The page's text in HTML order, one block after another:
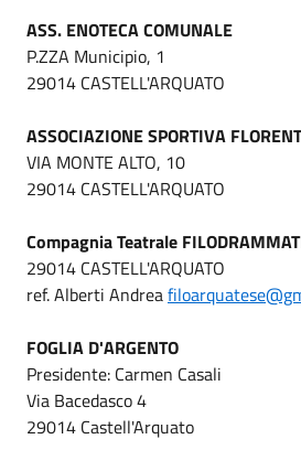
ASS. ENOTECA COMUNALE
P.ZZA Municipio, 1
29014 CASTELL'ARQUATO
ASSOCIAZIONE SPORTIVA
VIA MONTE ALTO, 10
29014 CASTELL'ARQUATO
Compagnia Teatrale
29014 CASTELL'ARQUATO
ref. Alberti Andrea
FOGLIA D'ARGENTO
Presidente: Carmen Casali
Via Bacedasco 4
29014 Castell'Arquato